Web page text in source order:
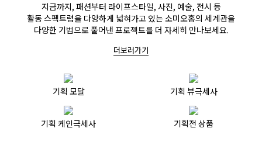
지금까지, 패션부터 라이프스타일, 사진, 예술, 전시 등
활동 스펙트럼을 다양하게 넓혀가고 있는 소미오홈의 세계관을
다양한 기법으로 풀어낸 프로젝트를 더 자세히 만나보세요.
더보러가기
기획 모달 기획 뷰극세사
기획 케인극세사 기획전 상품